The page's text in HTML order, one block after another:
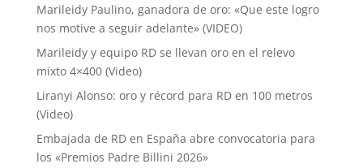
Marileidy Paulino, ganadora de oro: «Que este logro
nos motive a seguir adelante» (VIDEO)
Marileidy y equipo RD se llevan oro en el relevo
mixto 4×400 (Video)
Liranyi Alonso: oro y récord para RD en 100 metros
(Video)
Embajada de RD en España abre convocatoria para
los «Premios Padre Billini 2026»